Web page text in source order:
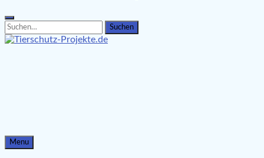
Search
for:
Search
Menu